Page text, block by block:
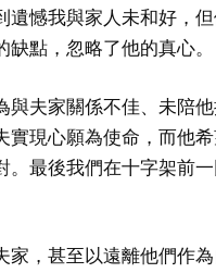
遺憾我與家人未和好，
點，忽略了他的真心。
與夫家關係不佳、未陪
實現心願為使命，而他
。最後我們在十字架前
家，甚至以遠離他們作